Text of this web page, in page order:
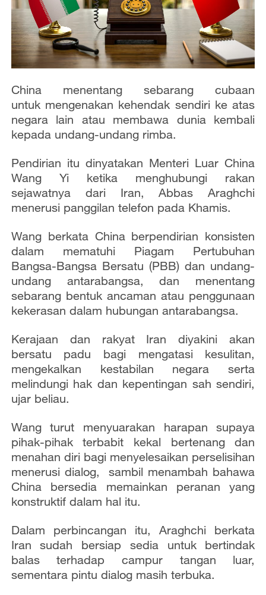
China menentang sebarang cubaan
untuk mengenakan kehendak sendiri ke atas
negara lain atau membawa dunia kembali
kepada undang-undang rimba.
Pendirian itu dinyatakan Menteri Luar China
Wang Yi ketika menghubungi rakan
sejawatnya dari Iran, Abbas Araghchi
menerusi panggilan telefon pada Khamis.
Wang berkata China berpendirian konsisten
dalam mematuhi Piagam Pertubuhan
Bangsa-Bangsa Bersatu (PBB) dan undang-
undang antarabangsa, dan menentang
sebarang bentuk ancaman atau penggunaan
kekerasan dalam hubungan antarabangsa.
Kerajaan dan rakyat Iran diyakini akan
bersatu padu bagi mengatasi kesulitan,
mengekalkan kestabilan negara serta
melindungi hak dan kepentingan sah sendiri,
ujar beliau.
Wang turut menyuarakan harapan supaya
pihak-pihak terbabit kekal bertenang dan
menahan diri bagi menyelesaikan perselisihan
menerusi dialog, sambil menambah bahawa
China bersedia memainkan peranan yang
konstruktif dalam hal itu.
Dalam perbincangan itu, Araghchi berkata
Iran sudah bersiap sedia untuk bertindak
balas terhadap campur tangan luar,
sementara pintu dialog masih terbuka.